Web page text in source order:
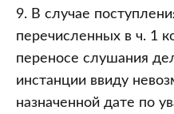
9. В случае
перечисленных в ч. 1
переносе слушания
инстанции ввиду
назначенной дате по